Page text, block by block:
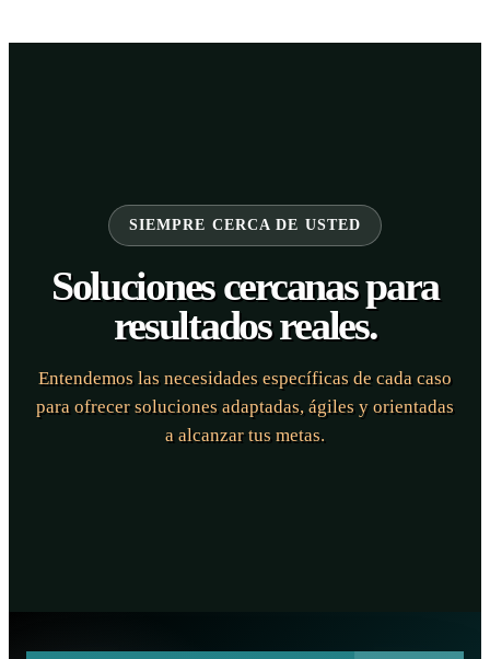
SIEMPRE CERCA DE USTED
Soluciones cercanas para
resultados reales.
Entendemos las necesidades específicas de cada caso
para ofrecer soluciones adaptadas, ágiles y orientadas
a alcanzar tus metas.